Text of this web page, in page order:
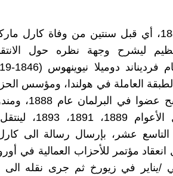
مع بداية عام 1881، أي قبل سنتين من وفاة
ليشرح وجهة نظره حول
العاملة في هولندا، ومؤسس
الهولندي، ثم
البروليتارية
انعقاد مؤتمر للأحزاب العمالية في
/يناير في زيورخ ثم جرى نقله